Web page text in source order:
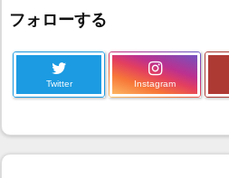
フォローする
Twitter Instagram